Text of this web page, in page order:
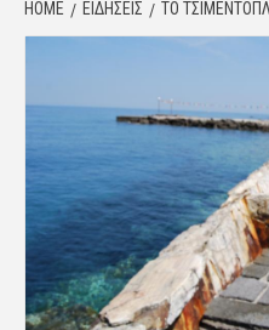
HOME ΕΙΔΗΣΕΙΣ ΤΟ